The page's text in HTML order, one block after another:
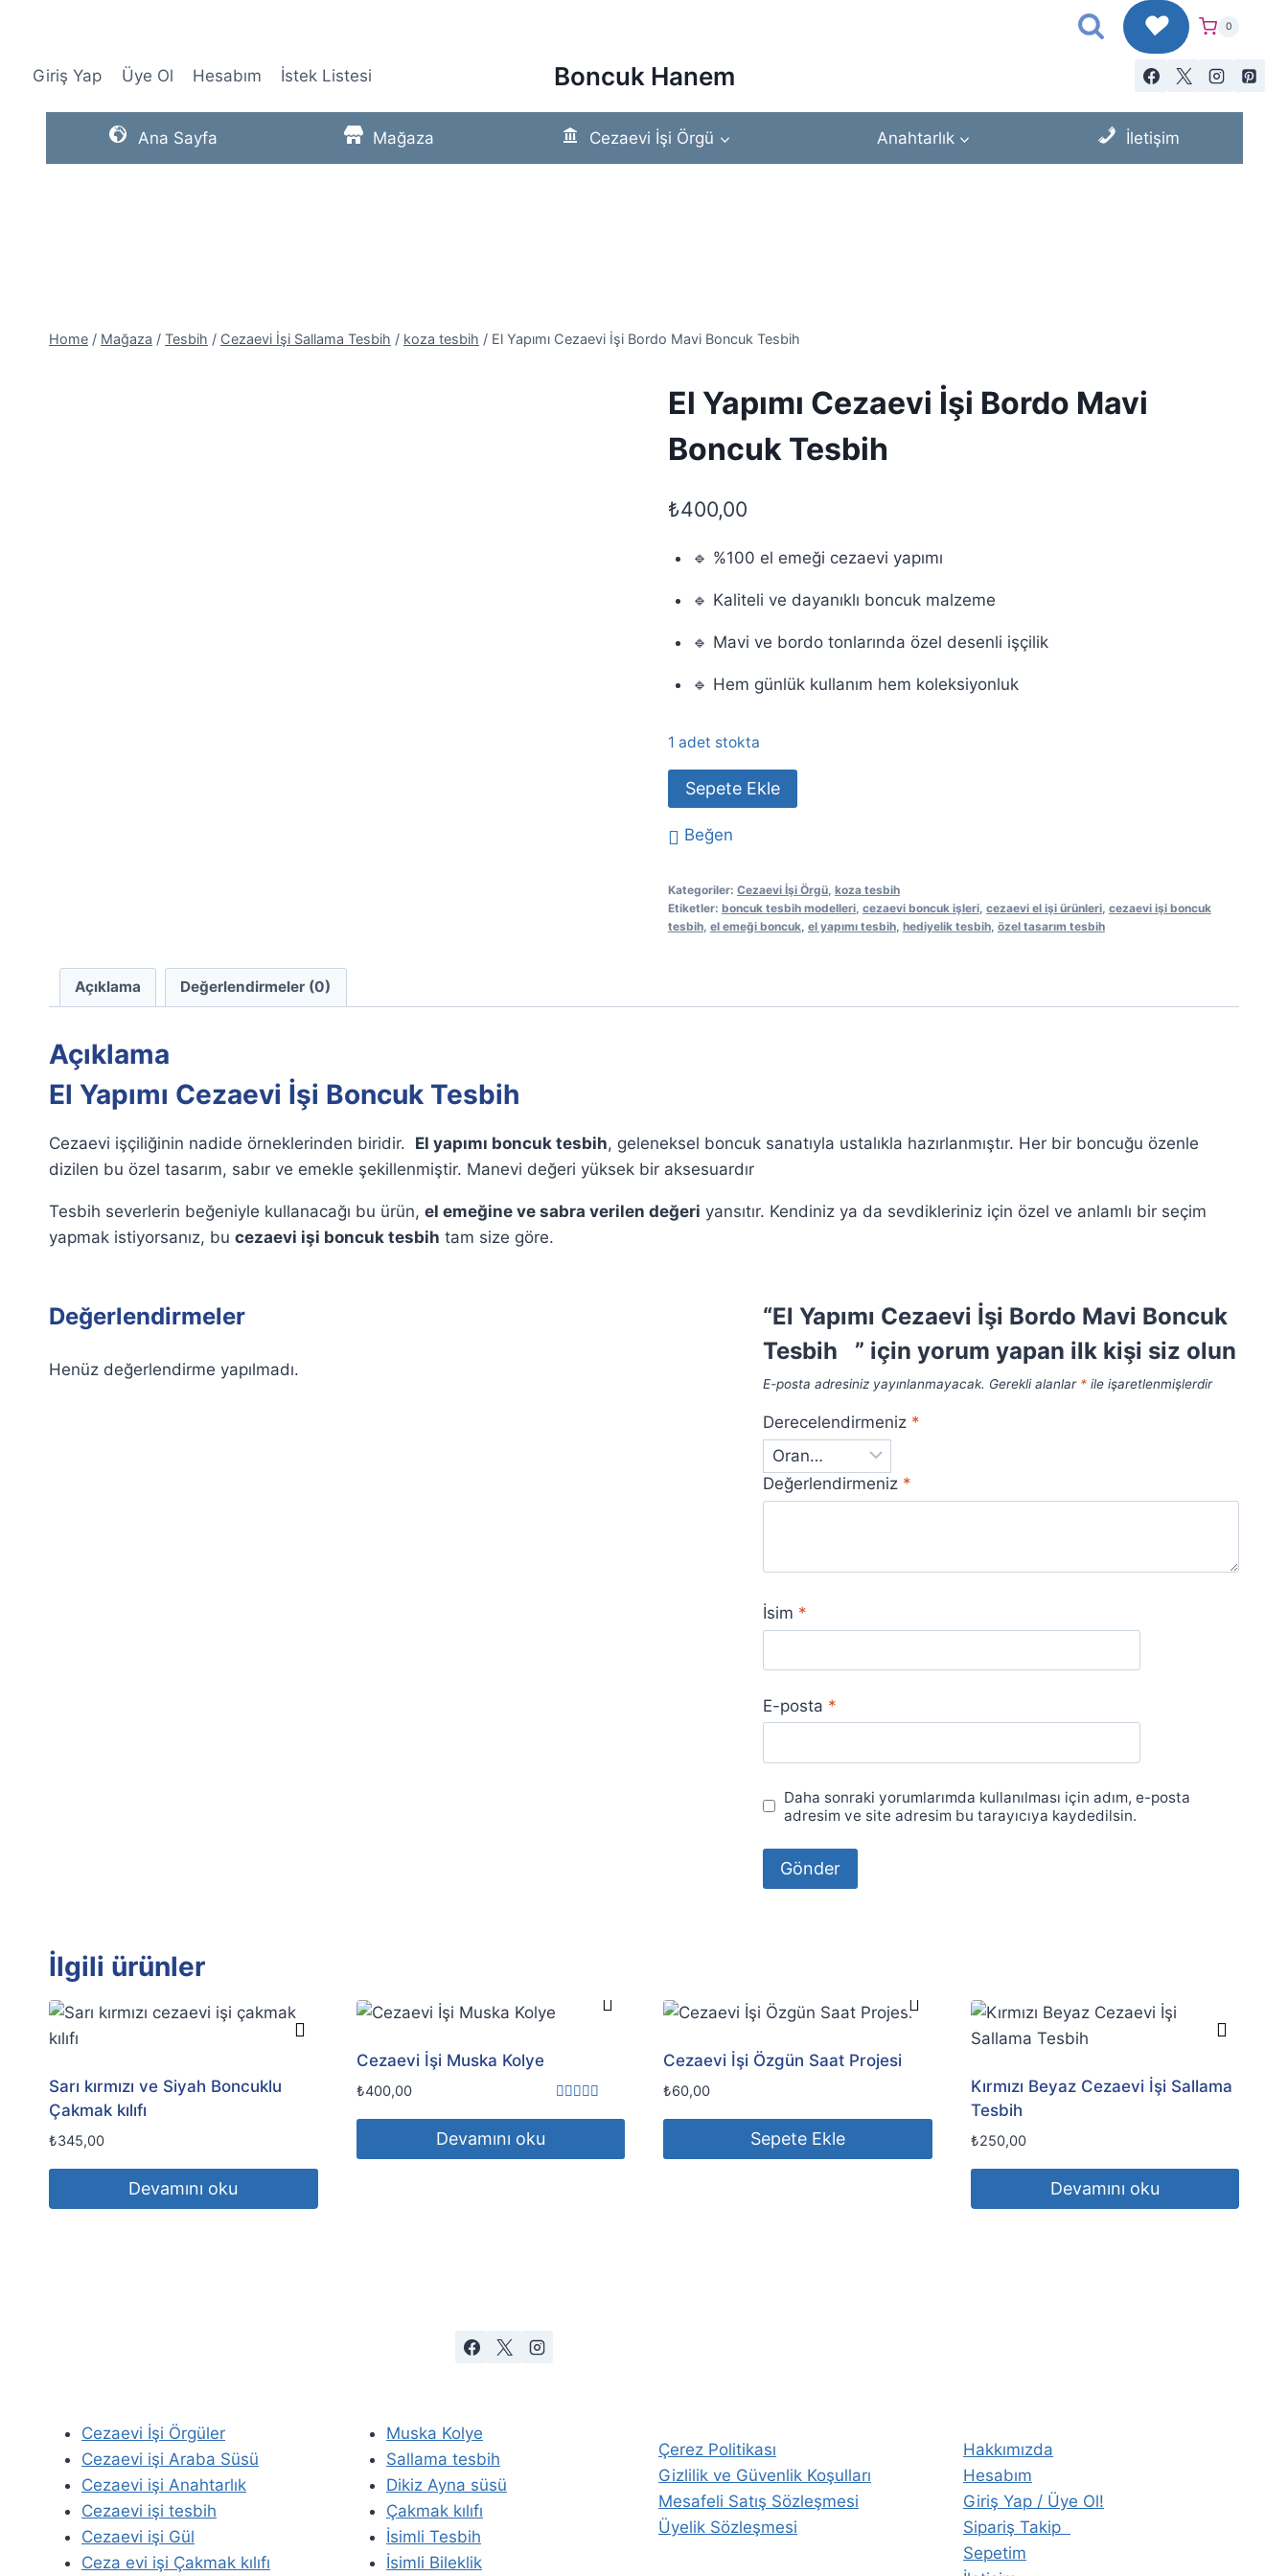
♥ 0
Giriş Yap Üye Ol Hesabım İstek Listesi Boncuk Hanem
Ana Sayfa Mağaza Cezaevi İşi Örgü Anahtarlık İletişim
Home / Mağaza / Tesbih / Cezaevi İşi Sallama Tesbih / koza tesbih / El Yapımı Cezaevi İşi Bordo Mavi Boncuk Tesbih
El Yapımı Cezaevi İşi Bordo Mavi
Boncuk Tesbih
₺400,00
🔹 %100 el emeği cezaevi yapımı
🔹 Kaliteli ve dayanıklı boncuk malzeme
🔹 Mavi ve bordo tonlarında özel desenli işçilik
🔹 Hem günlük kullanım hem koleksiyonluk
1 adet stokta
Yapımı
Cezaevi
Bordo
Mavi
Boncuk
adet
Sepete Ekle
Beğen
Kategoriler: Cezaevi İşi Örgü, koza tesbih
Etiketler: boncuk tesbih modelleri, cezaevi boncuk işleri, cezaevi el işi ürünleri, cezaevi işi boncuk
tesbih, el emeği boncuk, el yapımı tesbih, hediyelik tesbih, özel tasarım tesbih
Açıklama Değerlendirmeler (0)
Açıklama
El Yapımı Cezaevi İşi Boncuk Tesbih
Cezaevi işçiliğinin nadide örneklerinden biridir. El yapımı boncuk tesbih, geleneksel boncuk sanatıyla ustalıkla hazırlanmıştır. Her bir boncuğu özenle
dizilen bu özel tasarım, sabır ve emekle şekillenmiştir. Manevi değeri yüksek bir aksesuardır
Tesbih severlerin beğeniyle kullanacağı bu ürün, el emeğine ve sabra verilen değeri yansıtır. Kendiniz ya da sevdikleriniz için özel ve anlamlı bir seçim
yapmak istiyorsanız, bu cezaevi işi boncuk tesbih tam size göre.
Değerlendirmeler
Henüz değerlendirme yapılmadı.
“El Yapımı Cezaevi İşi Bordo Mavi Boncuk
Tesbih ” için yorum yapan ilk kişi siz olun
E-posta adresiniz yayınlanmayacak. Gerekli alanlar * ile işaretlenmişlerdir
Derecelendirmeniz *
Değerlendirmeniz *
İsim *
E-posta *
Daha sonraki yorumlarımda kullanılması için adım, e-posta
adresim ve site adresim bu tarayıcıya kaydedilsin.
İlgili ürünler
Sarı kırmızı ve Siyah Boncuklu
Çakmak kılıfı
₺345,00
Devamını oku
Cezaevi İşi Muska Kolye
₺400,00
Devamını oku
Cezaevi İşi Özgün Saat Projesi
₺60,00
Sepete Ekle
Kırmızı Beyaz Cezaevi İşi Sallama
Tesbih
₺250,00
Devamını oku
Cezaevi İşi Örgüler
Cezaevi işi Araba Süsü
Cezaevi işi Anahtarlık
Cezaevi işi tesbih
Cezaevi işi Gül
Ceza evi işi Çakmak kılıfı
Muska Kolye
Sallama tesbih
Dikiz Ayna süsü
Çakmak kılıfı
İsimli Tesbih
İsimli Bileklik
Çerez Politikası
Gizlilik ve Güvenlik Koşulları
Mesafeli Satış Sözleşmesi
Üyelik Sözleşmesi
Hakkımızda
Hesabım
Giriş Yap / Üye Ol!
Sipariş Takip
Sepetim